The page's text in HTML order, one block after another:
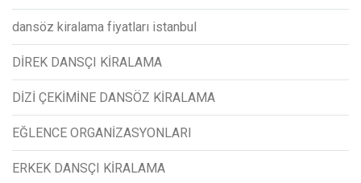
dansöz kiralama fiyatları istanbul
DİREK DANSÇI KİRALAMA
DİZİ ÇEKİMİNE DANSÖZ KİRALAMA
EĞLENCE ORGANİZASYONLARI
ERKEK DANSÇI KİRALAMA